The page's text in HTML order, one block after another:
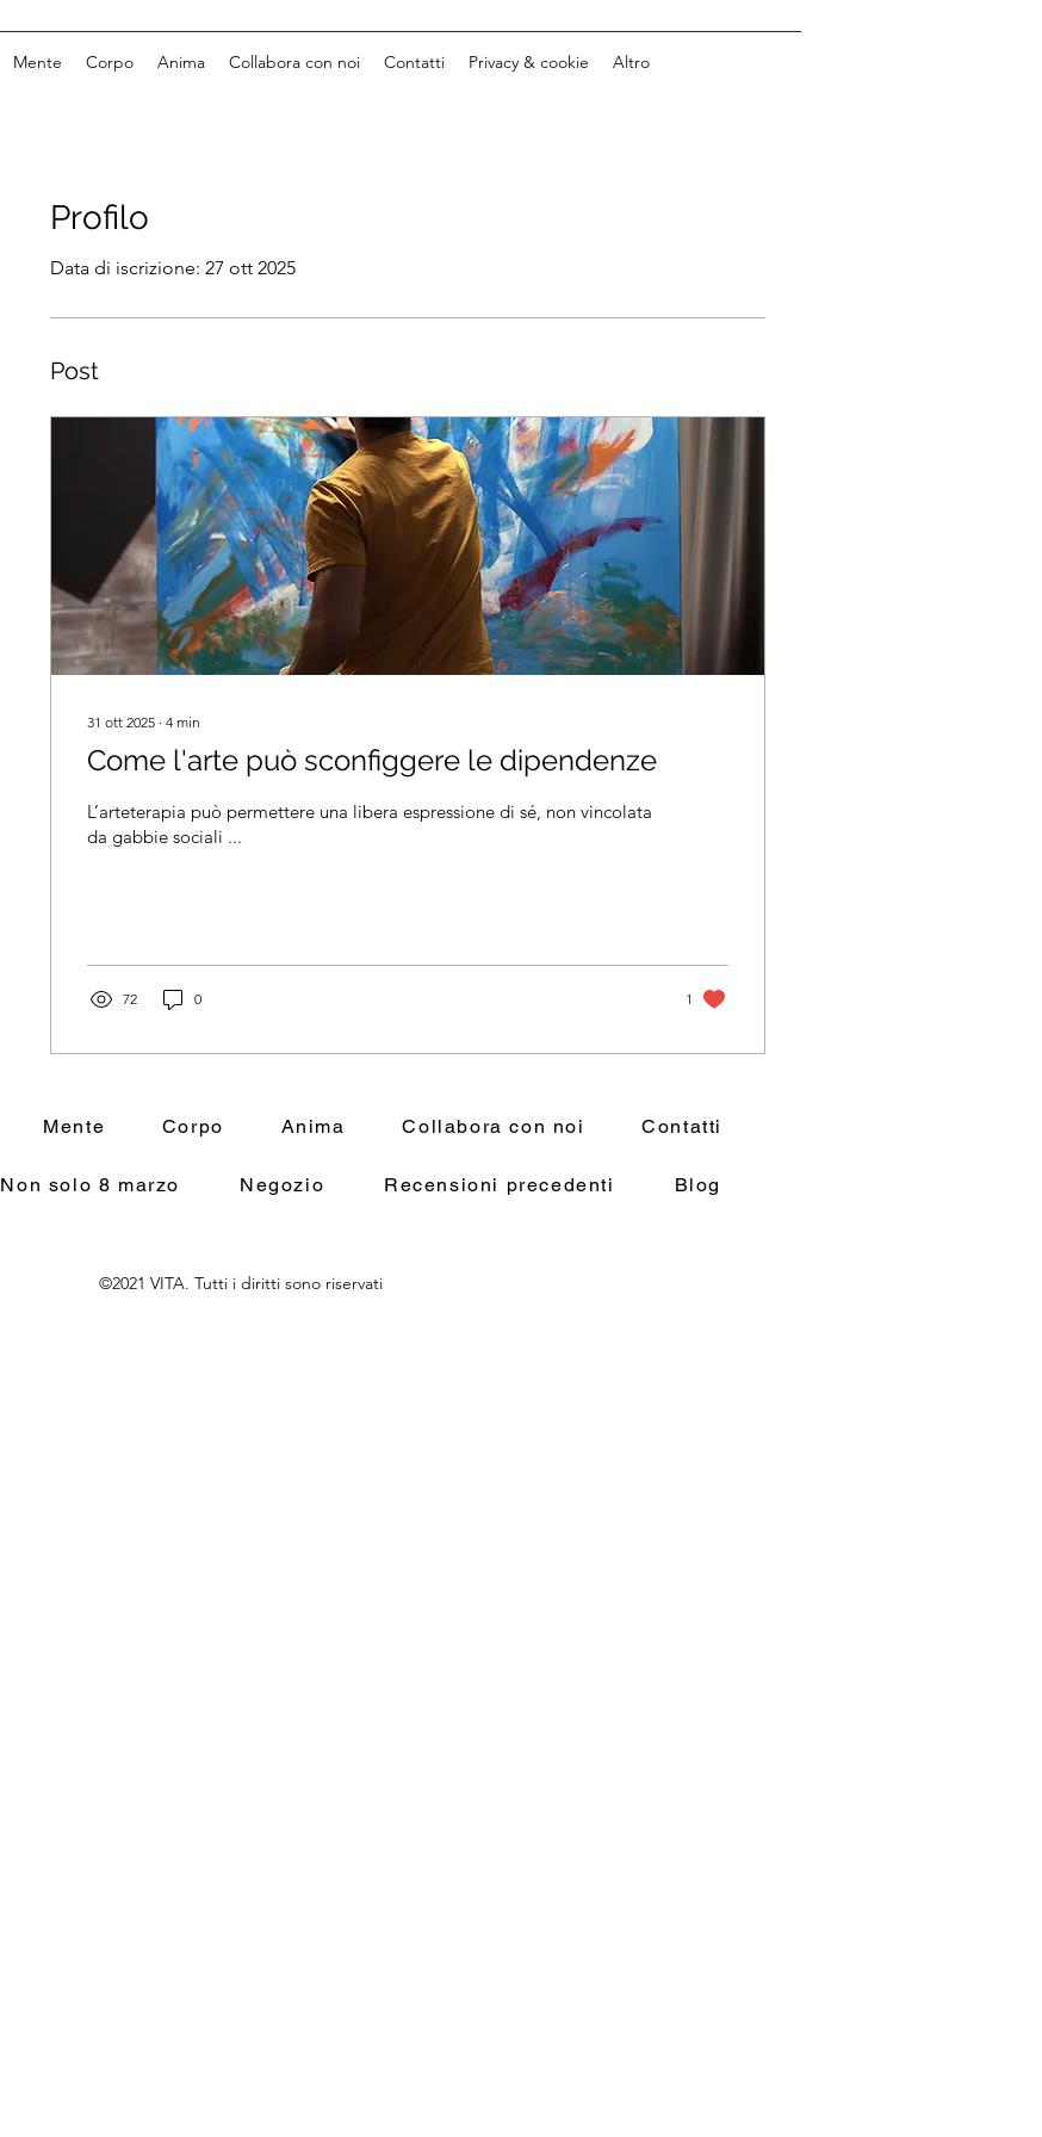
Mente Corpo Anima Collabora con noi Contatti Privacy & cookie Altro
Profilo
Data di iscrizione: 27 ott 2025
Post
31 ott 2025 ∙ 4 min
Come l'arte può sconfiggere le dipendenze
L’arteterapia può permettere una libera espressione di sé, non vincolata
da gabbie sociali ...
72 0 1
Mente Corpo Anima Collabora con noi Contatti
Non solo 8 marzo Negozio Recensioni precedenti Blog
©2021 VITA. Tutti i diritti sono riservati